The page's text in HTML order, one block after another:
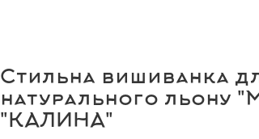
Стильна вишиванка
натурального льону
"КАЛИНА"